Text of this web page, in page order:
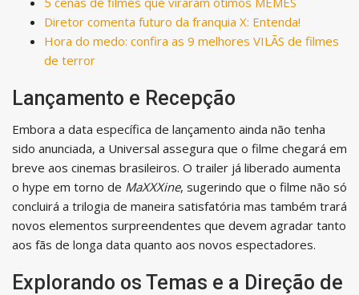
Diretor comenta futuro da franquia X: Entenda!
Hora do medo: confira as 9 melhores VILÃS de filmes
de terror
Lançamento e Recepção
Embora a data específica de lançamento ainda não tenha
sido anunciada, a Universal assegura que o filme chegará em
breve aos cinemas brasileiros. O trailer já liberado aumenta
o hype em torno de MaXXXine, sugerindo que o filme não só
concluirá a trilogia de maneira satisfatória mas também trará
novos elementos surpreendentes que devem agradar tanto
aos fãs de longa data quanto aos novos espectadores.
Explorando os Temas e a Direção de